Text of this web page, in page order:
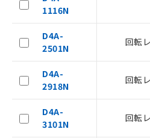
1116N
D4A-
2501N
回転
D4A-
2918N
回転
D4A-
3101N
回転
記
号
○
当社制御機器事業
本サービスの対象
ことをご了承くださ
在庫状況および標
記載している更新
タに基づき作成さ
覧された時点での
準価格とは異なる
了承ください。